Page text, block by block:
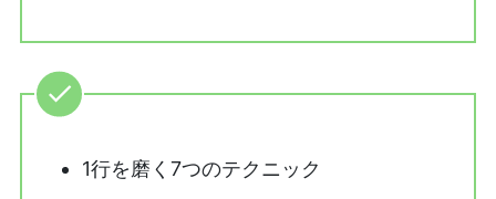
1行を磨く7つのテクニック